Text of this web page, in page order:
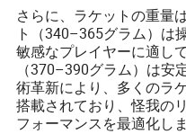
さらに、ラケットの重量
ト（340–365グラム）は
敏感なプレイヤーに適し
（370–390グラム）は安
術革新により、多くのラ
搭載されており、怪我の
フォーマンスを最適化しま